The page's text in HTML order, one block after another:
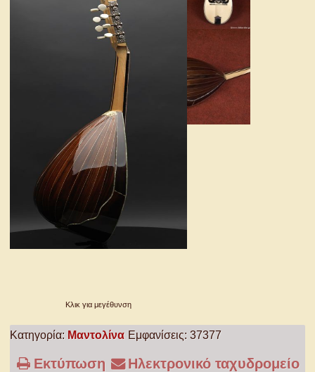
Κλικ για μεγέθυνση
Κατηγορία: Μαντολίνα Εμφανίσεις: 37377
Εκτύπωση Ηλεκτρονικό ταχυδρομείο